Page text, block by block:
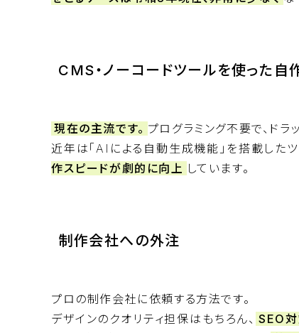
CMS・ノーコードツールを使った自
現在の主流です。 プログラミング不要で、ド
近年は「AIによる自動生成機能」を搭載した
作スピードが劇的に向上 しています。
制作会社への外注
プロの制作会社に依頼する方法です。
デザインのクオリティ担保はもちろん、 SEO対